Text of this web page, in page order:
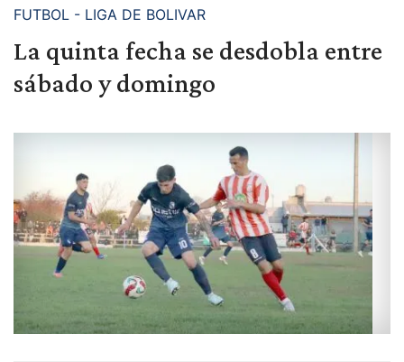
FUTBOL - LIGA DE BOLIVAR
La quinta fecha se desdobla entre
sábado y domingo